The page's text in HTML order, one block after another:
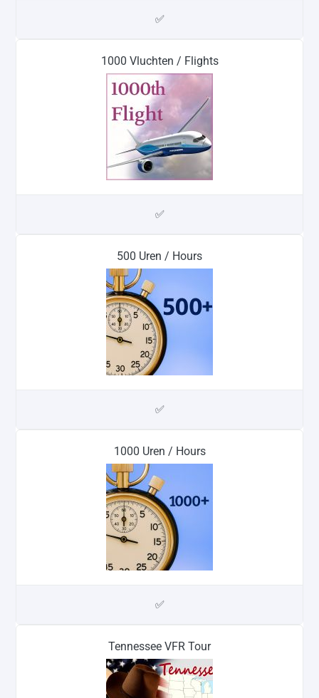
✅
1000 Vluchten / Flights
✅
500 Uren / Hours
✅
1000 Uren / Hours
✅
Tennessee VFR Tour